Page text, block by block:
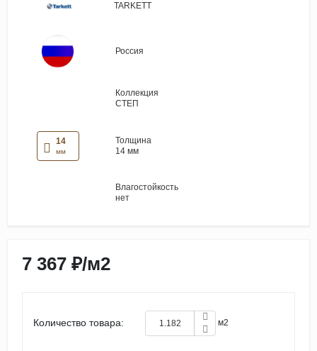
TARKETT
Россия
Коллекция
СТЕП
14
мм
Толщина
14 мм
Влагостойкость
нет
7 367 ₽/м2
Количество товара: м2